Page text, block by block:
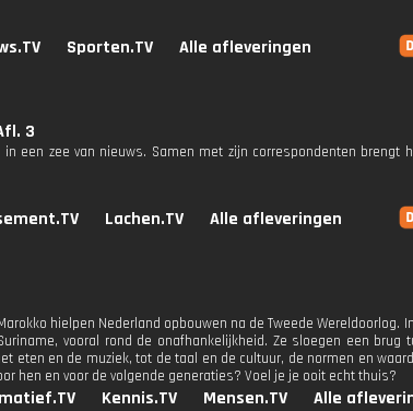
Sporten.TV Alle afleveringen
3
een zee van nieuws. Samen met zijn correspondenten brengt
Lachen.TV Alle afleveringen
hielpen Nederland opbouwen na de Tweede Wereldoorlog.
vooral rond de onafhankelijkheid. Ze sloegen een brug
eten en de muziek, tot de taal en de cultuur, de normen en
hen en voor de volgende generaties? Voel je je ooit echt thuis?
Kennis.TV Mensen.TV Alle